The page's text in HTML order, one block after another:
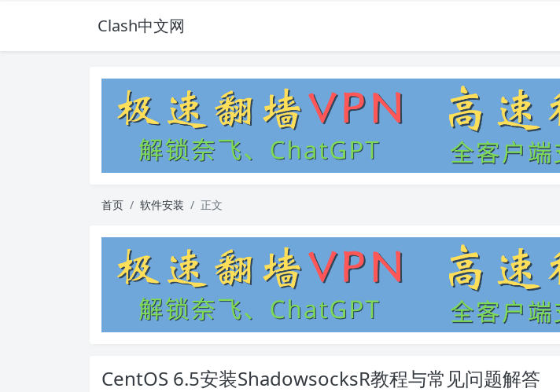
Clash中文网
首页 软件安装 正文
CentOS 6.5安装ShadowsocksR教程与常见问题解答